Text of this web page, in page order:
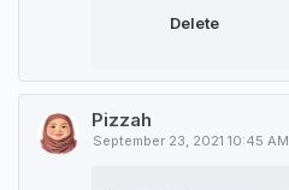
Delete
Pizzah
September 23, 2021 10:45 AM